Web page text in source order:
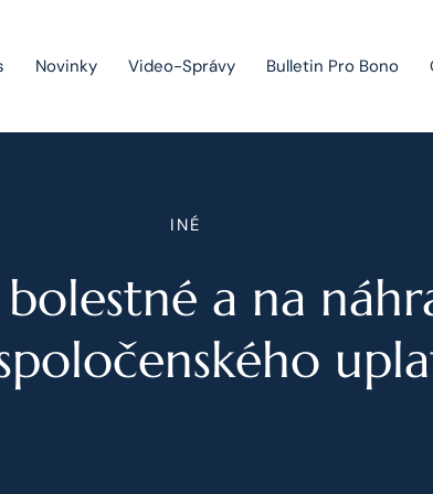
Novinky Video-Správy Bulletin Pro Bono
spoločností
súťaže
INÉ
a na